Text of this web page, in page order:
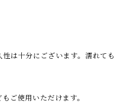
は十分にございます。濡れても
ご使用いただけます。